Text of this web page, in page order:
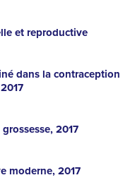
et reproductive
dans la contraception
2017
moderne, 2017